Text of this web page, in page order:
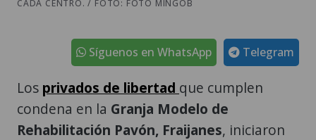
CADA CENTRO. / FOTO: FOTO MINGOB
Telegram
Síguenos en WhatsApp
Los privados de libertad que cumplen
condena en la Granja Modelo de
Rehabilitación Pavón, Fraijanes, iniciaron